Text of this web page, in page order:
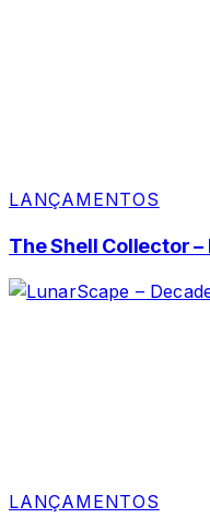
LANÇAMENTOS
The Shell Collector
LANÇAMENTOS